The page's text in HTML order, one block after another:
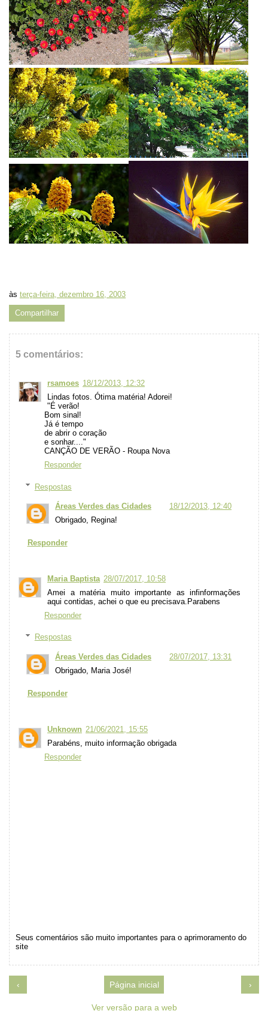
às terça-feira, dezembro 16, 2003
Compartilhar
5 comentários:
rsamoes 18/12/2013, 12:32
Lindas fotos. Ótima matéria! Adorei!
"É verão!
Bom sinal!
Já é tempo
de abrir o coração
e sonhar...."
CANÇÃO DE VERÃO - Roupa Nova
Responder
Respostas
Áreas Verdes das Cidades
18/12/2013, 12:40
Obrigado, Regina!
Responder
Maria Baptista 28/07/2017, 10:58
Amei a matéria muito importante as infinformações
aqui contidas, achei o que eu precisava.Parabens
Responder
Respostas
Áreas Verdes das Cidades
28/07/2017, 13:31
Obrigado, Maria José!
Responder
Unknown 21/06/2021, 15:55
Parabéns, muito informação obrigada
Responder
Seus comentários são muito importantes para o aprimoramento do
site
‹ ›
Página inicial
Ver versão para a web